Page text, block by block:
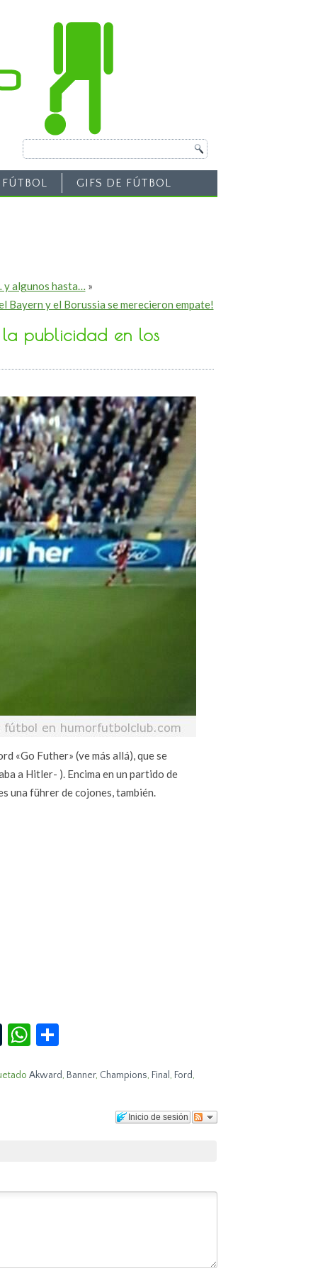
GIFS DE FÚTBOL
y algunos hasta… »
Bayern y el Borussia se merecieron empate!
la publicidad en los
«Go Futher» (ve más allá), que se
a Hitler- ). Encima en un partido de
una führer de cojones, también.
TumblrWhatsApp
Akward, Banner, Champions, Final , Ford,
Inicio de sesión